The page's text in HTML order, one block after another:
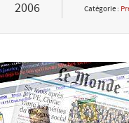
2006
Catégorie :